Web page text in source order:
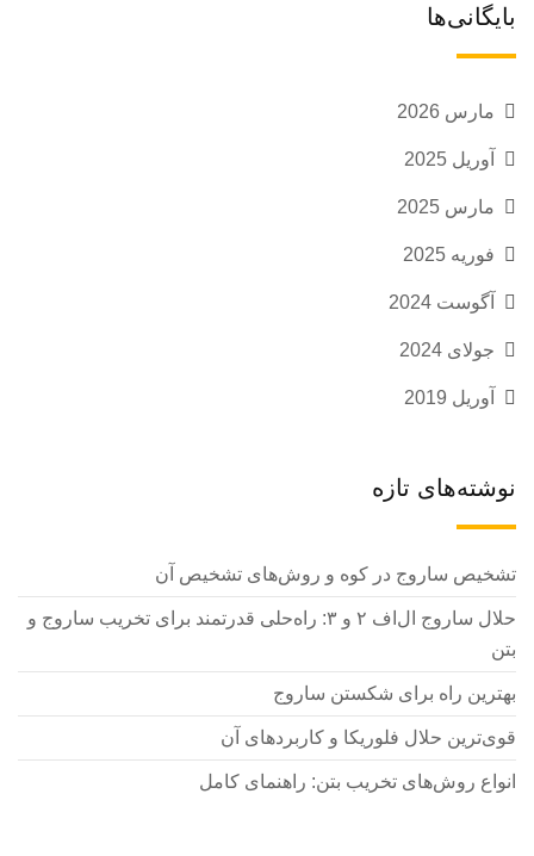
بایگانی‌ها
مارس 2026
آوریل 2025
مارس 2025
فوریه 2025
آگوست 2024
جولای 2024
آوریل 2019
نوشته‌های تازه
تشخیص ساروج در کوه و روش‌های تشخیص آن
حلال ساروج ال‌اف ۲ و ۳: راه‌حلی قدرتمند برای تخریب ساروج و
بتن
بهترین راه برای شکستن ساروج
قوی‌ترین حلال فلوریکا و کاربردهای آن
انواع روش‌های تخریب بتن: راهنمای کامل